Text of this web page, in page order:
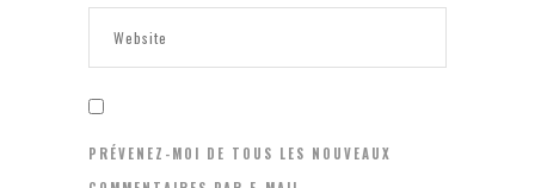
PRÉVENEZ-MOI DE TOUS LES NOUVEAUX